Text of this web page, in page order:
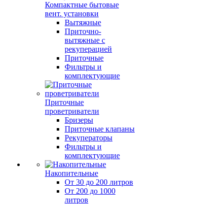
Компактные бытовые
вент. установки
Вытяжные
Приточно-
вытяжные с
рекуперацией
Приточные
Фильтры и
комплектующие
Приточные
проветриватели
Бризеры
Приточные клапаны
Рекуператоры
Фильтры и
комплектующие
Накопительные
От 30 до 200 литров
От 200 до 1000
литров